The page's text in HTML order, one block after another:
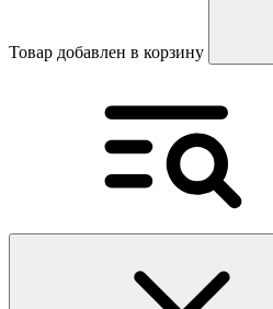
Товар добавлен в корзину